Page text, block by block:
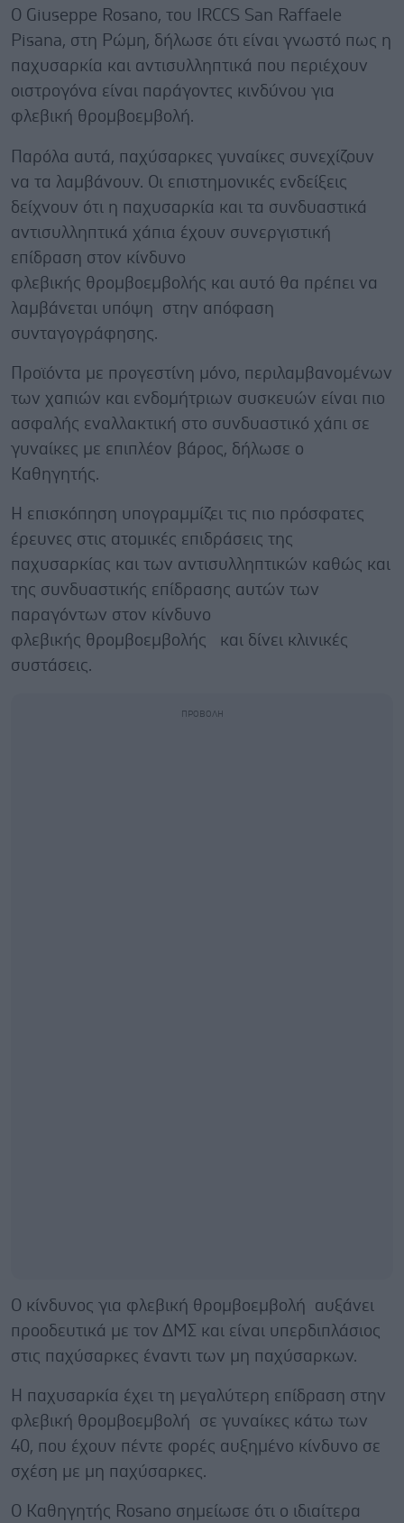
Ο Giuseppe Rosano, του IRCCS San Raffaele
Pisana, στη Ρώμη, δήλωσε ότι είναι γνωστό πως η
παχυσαρκία και αντισυλληπτικά που περιέχουν
οιστρογόνα είναι παράγοντες κινδύνου για
φλεβική θρομβοεμβολή.
Παρόλα αυτά, παχύσαρκες γυναίκες συνεχίζουν
να τα λαμβάνουν. Οι επιστημονικές ενδείξεις
δείχνουν ότι η παχυσαρκία και τα συνδυαστικά
αντισυλληπτικά χάπια έχουν συνεργιστική
επίδραση στον κίνδυνο
φλεβικής θρομβοεμβολής και αυτό θα πρέπει να
λαμβάνεται υπόψη στην απόφαση
συνταγογράφησης.
Προϊόντα με προγεστίνη μόνο, περιλαμβανομένων
των χαπιών και ενδομήτριων συσκευών είναι πιο
ασφαλής εναλλακτική στο συνδυαστικό χάπι σε
γυναίκες με επιπλέον βάρος, δήλωσε ο
Καθηγητής.
Η επισκόπηση υπογραμμίζει τις πιο πρόσφατες
έρευνες στις ατομικές επιδράσεις της
παχυσαρκίας και των αντισυλληπτικών καθώς και
της συνδυαστικής επίδρασης αυτών των
παραγόντων στον κίνδυνο
φλεβικής θρομβοεμβολής και δίνει κλινικές
συστάσεις.
Ο κίνδυνος για φλεβική θρομβοεμβολή αυξάνει
προοδευτικά με τον ΔΜΣ και είναι υπερδιπλάσιος
στις παχύσαρκες έναντι των μη παχύσαρκων.
Η παχυσαρκία έχει τη μεγαλύτερη επίδραση στην
φλεβική θρομβοεμβολή σε γυναίκες κάτω των
40, που έχουν πέντε φορές αυξημένο κίνδυνο σε
σχέση με μη παχύσαρκες.
Ο Καθηγητής Rosano σημείωσε ότι ο ιδιαίτερα